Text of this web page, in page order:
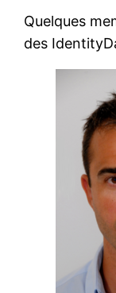
Quelques
des